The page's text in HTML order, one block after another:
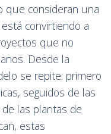
que consideran una
convirtiendo a
que no
Desde la
se repite: primero
seguidos de las
de las plantas de
estas